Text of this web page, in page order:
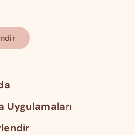
Uygulamaları